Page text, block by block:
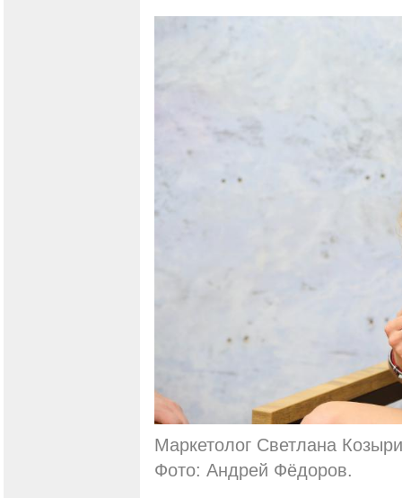
Маркетолог Светлана
Фото: Андрей Фёдоров.